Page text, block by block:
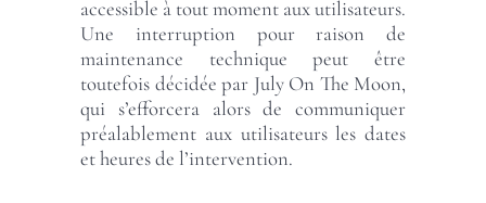
accessible à tout moment aux utilisateurs.
Une interruption pour raison de
maintenance technique peut être
toutefois décidée par July On The Moon,
qui s’efforcera alors de communiquer
préalablement aux utilisateurs les dates
et heures de l’intervention.